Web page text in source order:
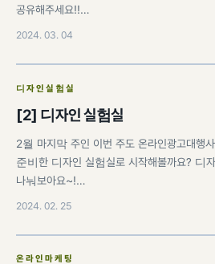
공유해주세요!!…
2024. 03. 04
디자인실험실
[2] 디자인 실험실
2월 마지막 주인 이번 주도 온라인광고대행
준비한 디자인 실험실로 시작해볼까요? 디
나눠보아요~!…
2024. 02. 25
온라인마케팅